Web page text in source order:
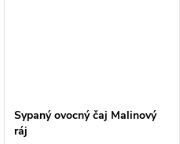
Sypaný ovocný čaj Malinový
ráj